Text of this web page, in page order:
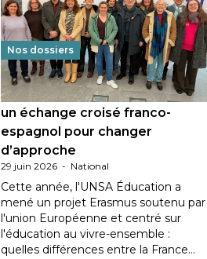
Nos dossiers
Éducation au vivre-ensemble :
un échange croisé franco-
espagnol pour changer
d’approche
29 juin 2026 - National
Cette année, l'UNSA Éducation a
mené un projet Erasmus soutenu par
l'union Européenne et centré sur
l'éducation au vivre-ensemble :
quelles différences entre la France…